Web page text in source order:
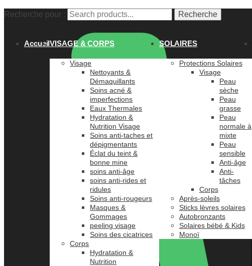
Recherche pour : Recherche
AccueilVISAGE & CORPS
Visage
Nettoyants &
Démaquillants
Soins acné &
imperfections
Eaux Thermales
Hydratation &
Nutrition Visage
Soins anti-taches et
dépigmentants
Éclat du teint &
bonne mine
soins anti-âge
soins anti-rides et
ridules
Soins anti-rougeurs
Masques &
Gommages
peeling visage
Soins des cicatrices
Corps
Hydratation &
Nutrition
SOLAIRES
Protections Solaires
Visage
Peau
sèche
Peau
grasse
Peau
normale à
mixte
Peau
sensible
Anti-âge
Anti-
tâches
Corps
Après-soleils
Sticks lèvres solaires
Autobronzants
Solaires bébé & Kids
Monoï